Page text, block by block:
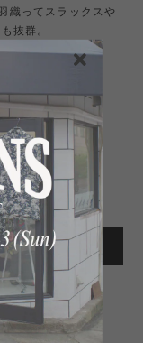
織ってスラックスや
抜群。
3774631
け